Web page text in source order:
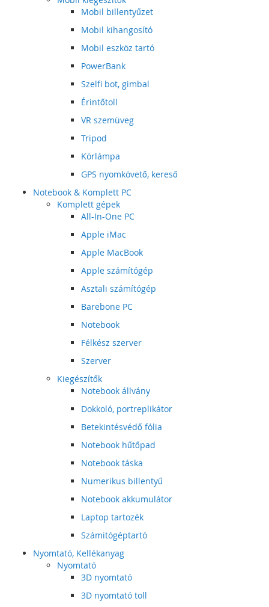
Mobil billentyűzet
Mobil kihangosító
Mobil eszköz tartó
PowerBank
Szelfi bot, gimbal
Érintőtoll
VR szemüveg
Tripod
Körlámpa
GPS nyomkövető, kereső
Notebook & Komplett PC
Komplett gépek
All-In-One PC
Apple iMac
Apple MacBook
Apple számítógép
Asztali számítógép
Barebone PC
Notebook
Félkész szerver
Szerver
Kiegészítők
Notebook állvány
Dokkoló, portreplikátor
Betekintésvédő fólia
Notebook hűtőpad
Notebook táska
Numerikus billentyű
Notebook akkumulátor
Laptop tartozék
Számitógéptartó
Nyomtató, Kellékanyag
Nyomtató
3D nyomtató
3D nyomtató toll